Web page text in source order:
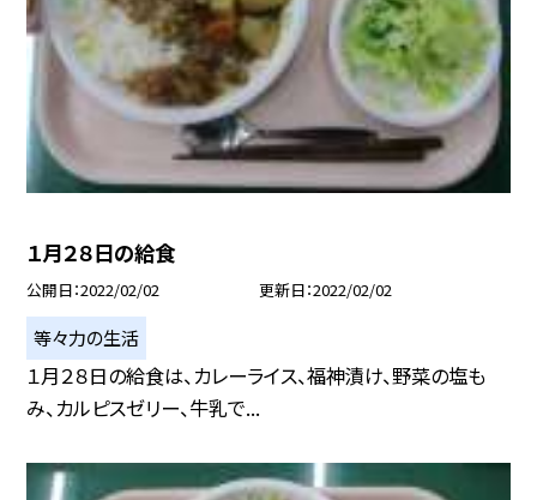
１月２８日の給食
公開日 2022/02/02 更新日 2022/02/02
等々力の生活
１月２８日の給食は、カレーライス、福神漬け、野菜の塩も
み、カルピスゼリー、牛乳で...